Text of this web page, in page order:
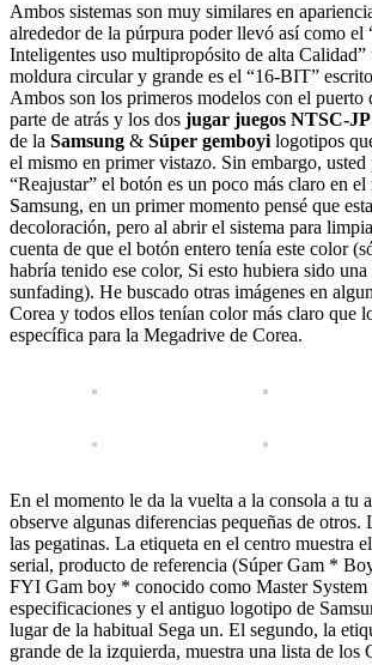
Ambos sistemas son muy similares en
alrededor de la púrpura poder llevó así como el
Inteligentes uso multipropósito de alta Calidad”
moldura circular y grande es el “16-BIT”
Ambos son los primeros modelos con el puerto
parte de atrás y los dos jugar juegos NTSC-
de la Samsung & Súper gemboyi logotipos
el mismo en primer vistazo. Sin embargo, usted
“Reajustar” el botón es un poco más claro en
Samsung, en un primer momento pensé que
decoloración, pero al abrir el sistema para
cuenta de que el botón entero tenía este color
habría tenido ese color, Si esto hubiera sido una
sunfading). He buscado otras imágenes en
Corea y todos ellos tenían color más claro que
específica para la Megadrive de Corea.
En el momento le da la vuelta a la consola a tu
observe algunas diferencias pequeñas de otros.
las pegatinas. La etiqueta en el centro muestra
serial, producto de referencia (Súper Gam *
FYI Gam boy * conocido como Master
especificaciones y el antiguo logotipo de
lugar de la habitual Sega un. El segundo, la
grande de la izquierda, muestra una lista de los